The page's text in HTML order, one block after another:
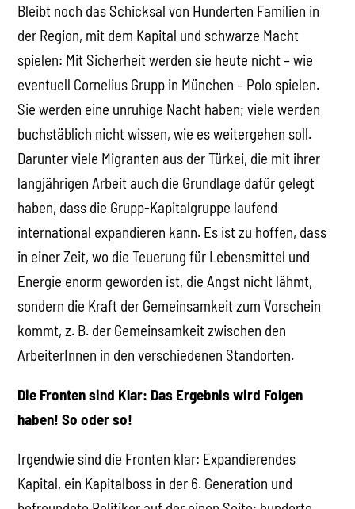
Bleibt noch das Schicksal von Hunderten Familien in
der Region, mit dem Kapital und schwarze Macht
spielen: Mit Sicherheit werden sie heute nicht – wie
eventuell Cornelius Grupp in München – Polo spielen.
Sie werden eine unruhige Nacht haben; viele werden
buchstäblich nicht wissen, wie es weitergehen soll.
Darunter viele Migranten aus der Türkei, die mit ihrer
langjährigen Arbeit auch die Grundlage dafür gelegt
haben, dass die Grupp-Kapitalgruppe laufend
international expandieren kann. Es ist zu hoffen, dass
in einer Zeit, wo die Teuerung für Lebensmittel und
Energie enorm geworden ist, die Angst nicht lähmt,
sondern die Kraft der Gemeinsamkeit zum Vorschein
kommt, z. B. der Gemeinsamkeit zwischen den
ArbeiterInnen in den verschiedenen Standorten.
Die Fronten sind Klar: Das Ergebnis wird Folgen
haben! So oder so!
Irgendwie sind die Fronten klar: Expandierendes
Kapital, ein Kapitalboss in der 6. Generation und